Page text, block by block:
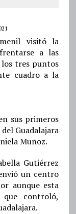
visitó la
a las
los tres puntos
cuadro a la
sus primeros
Guadalajara
Muñoz.
Gutiérrez
un centro
aunque esta
que controló,